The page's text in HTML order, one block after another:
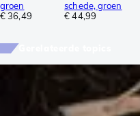
groen
€ 36,49
schede, groen
€ 44,99